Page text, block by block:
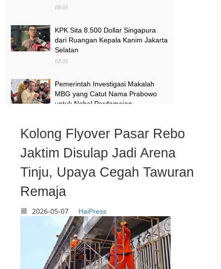
08-05
KPK Sita 8.500 Dollar Singapura
dari Ruangan Kepala Kanim Jakarta
Selatan
08-05
Pemerintah Investigasi Makalah
MBG yang Catut Nama Prabowo
untuk Nobel Perdamaian
Air Kali Bekasi dan Medan Satria
Menghitam, Warga Khawatir Bikin
Anak Sakit
08-05
Kolong Flyover Pasar Rebo
Jaktim Disulap Jadi Arena
Tinju, Upaya Cegah Tawuran
Remaja
2026-05-07 HaiPress